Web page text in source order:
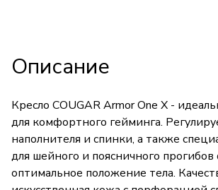
Описание
Кресло COUGAR Armor One X -
для комфортного гейминга.
наполнителя и спинки, а также
для шейного и поясничного
оптимальное положение тела.